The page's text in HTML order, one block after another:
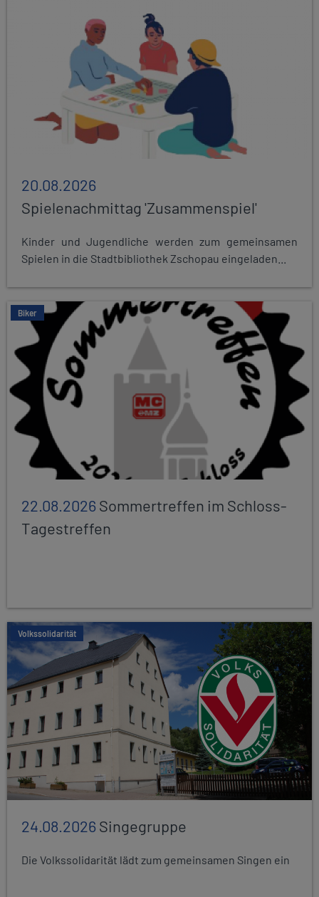
20.08.2026
Spielenachmittag 'Zusammenspiel'
Kinder und Jugendliche werden zum gemeinsamen
Spielen in die Stadtbibliothek Zschopau eingeladen...
Biker
22.08.2026Sommertreffen im Schloss-
Tagestreffen
Volkssolidarität
24.08.2026Singegruppe
Die Volkssolidarität lädt zum gemeinsamen Singen ein